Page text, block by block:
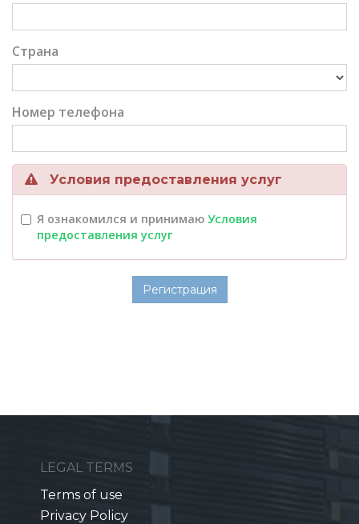
Страна
Номер телефона
Условия предоставления услуг
Я ознакомился и принимаю Условия
предоставления услуг
LEGAL TERMS
Terms of use
Privacy Policy